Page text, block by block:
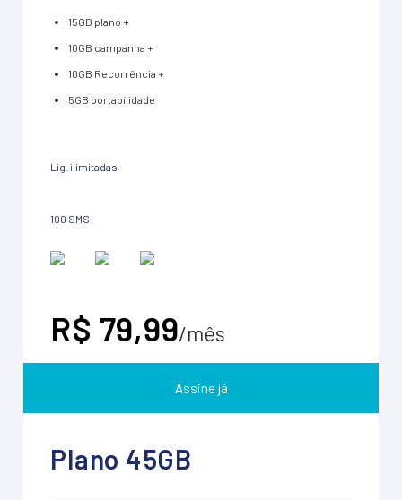
15GB plano +
10GB campanha +
10GB Recorrência +
5GB portabilidade
Lig. ilimitadas
100 SMS
R$ 79,99/mês
Assine já
Plano 45GB